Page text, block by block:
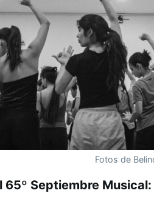
Fotos de
65º Septiembre